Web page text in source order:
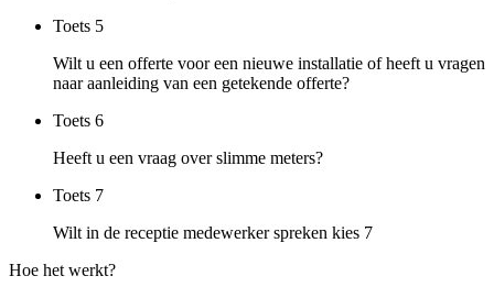
Toets 5
Wilt u een offerte voor een nieuwe installatie of heeft u vragen
naar aanleiding van een getekende offerte?
Toets 6
Heeft u een vraag over slimme meters?
Toets 7
Wilt in de receptie medewerker spreken kies 7
Hoe het werkt?